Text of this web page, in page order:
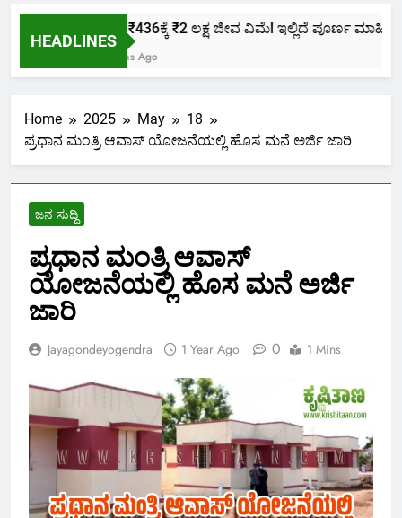
HEADLINES
ಕೇವಲ ₹436ಕ್ಕೆ ₹2 ಲಕ್ಷ ಜೀವ ವಿಮೆ! ಇಲ್ಲಿದೆ ಪೂರ್ಣ ಮಾಹಿತಿ.
2 Months Ago
Home 2025 May
18
ಪ್ರಧಾನ ಮಂತ್ರಿ ಆವಾಸ್ ಯೋಜನೆಯಲ್ಲಿ ಹೊಸ ಮನೆ ಅರ್ಜಿ ಜಾರಿ
ಜನ ಸುದ್ದಿ
ಪ್ರಧಾನ ಮಂತ್ರಿ ಆವಾಸ್
ಯೋಜನೆಯಲ್ಲಿ ಹೊಸ ಮನೆ ಅರ್ಜಿ
ಜಾರಿ
Jayagondeyogendra 1 Year Ago 0 1 Mins